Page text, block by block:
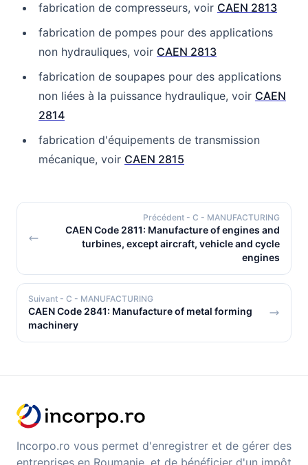
fabrication de compresseurs, voir CAEN 2813
fabrication de pompes pour des applications
non hydrauliques, voir CAEN 2813
fabrication de soupapes pour des applications
non liées à la puissance hydraulique, voir CAEN
2814
fabrication d'équipements de transmission
mécanique, voir CAEN 2815
Précédent - C - MANUFACTURING
CAEN Code 2811: Manufacture of engines and
turbines, except aircraft, vehicle and cycle
engines
Suivant - C - MANUFACTURING
CAEN Code 2841: Manufacture of metal forming
machinery
Incorpo.ro vous permet d'enregistrer et de gérer des
entreprises en Roumanie, et de bénéficier d'un impôt